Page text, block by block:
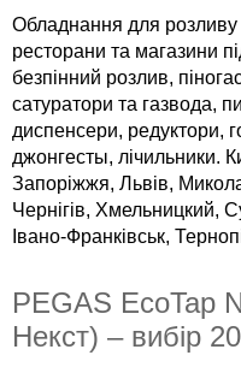
Обладнання для розливу
ресторани та магазини
безпінний розлив,
сатуратори та газвода,
диспенсери, редуктори,
джонгесты, лічильники.
Запоріжжя, Львів,
Чернігів, Хмельницкий,
Івано-Франківськ,
PEGAS EcoTap
Некст) – вибір